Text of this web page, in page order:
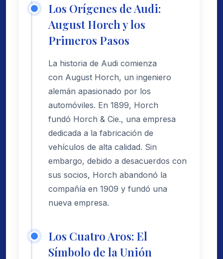
Los Orígenes de Audi:
August Horch y los
Primeros Pasos
La historia de Audi comienza
con August Horch, un ingeniero
alemán apasionado por los
automóviles. En 1899, Horch
fundó Horch & Cie., una empresa
dedicada a la fabricación de
vehículos de alta calidad. Sin
embargo, debido a desacuerdos con
sus socios, Horch abandonó la
compañía en 1909 y fundó una
nueva empresa.
Los Cuatro Aros: El
Símbolo de la Unión